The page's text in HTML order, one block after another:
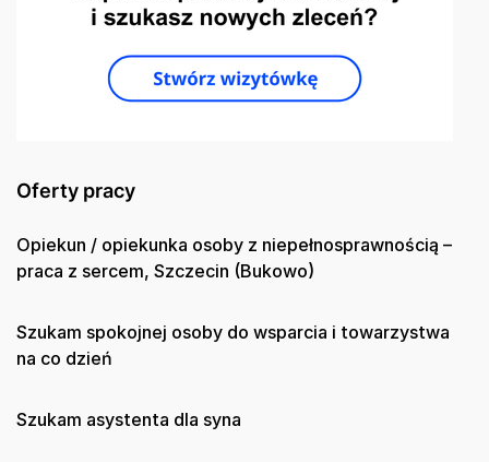
Oferty pracy
Opiekun / opiekunka osoby z niepełnosprawnością –
praca z sercem, Szczecin (Bukowo)
Szukam spokojnej osoby do wsparcia i towarzystwa
na co dzień
Szukam asystenta dla syna